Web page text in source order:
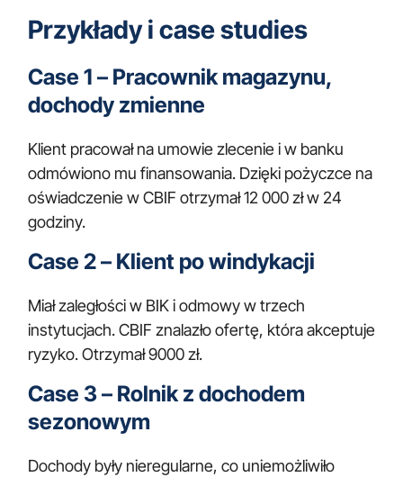
Przykłady i case studies
Case 1 – Pracownik magazynu,
dochody zmienne
Klient pracował na umowie zlecenie i w banku
odmówiono mu finansowania. Dzięki pożyczce na
oświadczenie w CBIF otrzymał 12 000 zł w 24
godziny.
Case 2 – Klient po windykacji
Miał zaległości w BIK i odmowy w trzech
instytucjach. CBIF znalazło ofertę, która akceptuje
ryzyko. Otrzymał 9000 zł.
Case 3 – Rolnik z dochodem
sezonowym
Dochody były nieregularne, co uniemożliwiło